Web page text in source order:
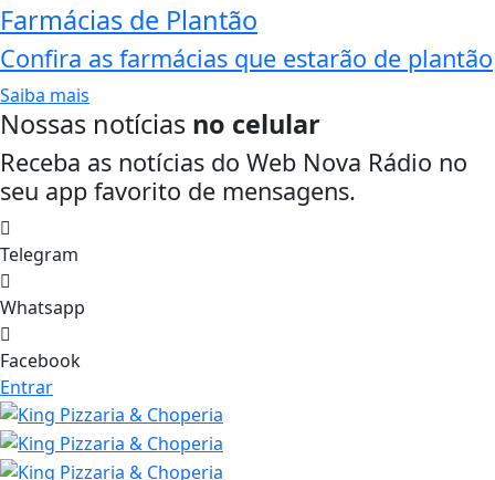
Farmácias de Plantão
Confira as farmácias que estarão de plantão
Saiba mais
Nossas notícias no celular
Receba as notícias do Web Nova Rádio no
seu app favorito de mensagens.
Telegram
Whatsapp
Facebook
Entrar